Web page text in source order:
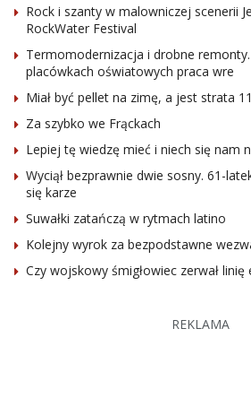
Rock i szanty w malowniczej scenerii
RockWater Festival
Termomodernizacja i drobne
placówkach oświatowych praca wre
Miał być pellet na zimę, a jest strata
Za szybko we Frąckach
Lepiej tę wiedzę mieć i niech się nam
Wyciął bezprawnie dwie sosny. 61-
się karze
Suwałki zatańczą w rytmach latino
Kolejny wyrok za bezpodstawne
Czy wojskowy śmigłowiec zerwał linię
REKLAMA